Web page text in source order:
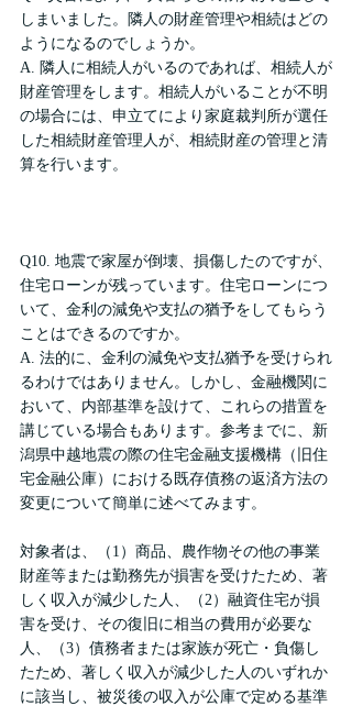
しまいました。隣人の財産管理や相続はどの
ようになるのでしょうか。
A. 隣人に相続人がいるのであれば、相続人が
財産管理をします。相続人がいることが不明
の場合には、申立てにより家庭裁判所が選任
した相続財産管理人が、相続財産の管理と清
算を行います。
Q10. 地震で家屋が倒壊、損傷したのですが、
住宅ローンが残っています。住宅ローンにつ
いて、金利の減免や支払の猶予をしてもらう
ことはできるのですか。
A. 法的に、金利の減免や支払猶予を受けられ
るわけではありません。しかし、金融機関に
おいて、内部基準を設けて、これらの措置を
講じている場合もあります。参考までに、新
潟県中越地震の際の住宅金融支援機構（旧住
宅金融公庫）における既存債務の返済方法の
変更について簡単に述べてみます。
対象者は、（1）商品、農作物その他の事業
財産等または勤務先が損害を受けたため、著
しく収入が減少した人、（2）融資住宅が損
害を受け、その復旧に相当の費用が必要な
人、（3）債務者または家族が死亡・負傷し
たため、著しく収入が減少した人のいずれか
に該当し、被災後の収入が公庫で定める基準